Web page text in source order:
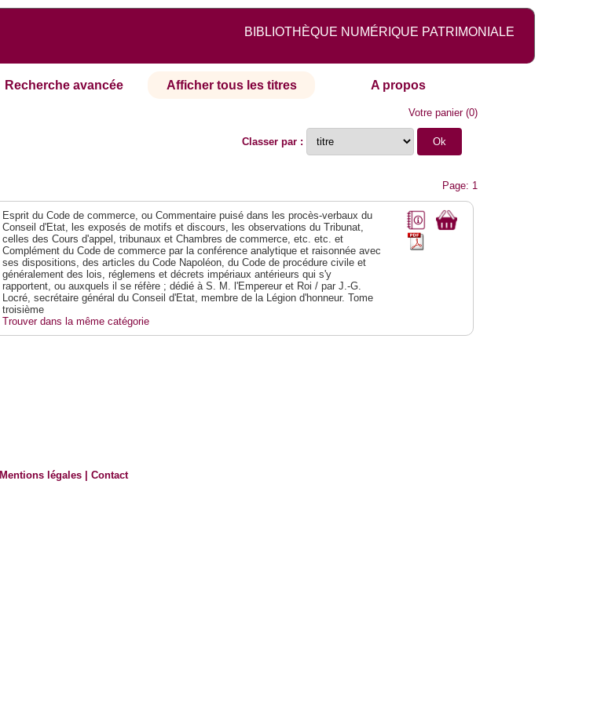
BIBLIOTHÈQUE NUMÉRIQUE PATRIMONIALE
Recherche avancée Afficher tous les titres A propos
Votre panier(0)
Classer par :
Page: 1
Esprit du Code de commerce, ou Commentaire puisé dans les procès-verbaux du
Conseil d'Etat, les exposés de motifs et discours, les observations du Tribunat,
celles des Cours d'appel, tribunaux et Chambres de commerce, etc. etc. et
Complément du Code de commerce par la conférence analytique et raisonnée avec
ses dispositions, des articles du Code Napoléon, du Code de procédure civile et
généralement des lois, réglemens et décrets impériaux antérieurs qui s'y
rapportent, ou auxquels il se réfère ; dédié à S. M. l'Empereur et Roi / par J.-G.
Locré, secrétaire général du Conseil d'Etat, membre de la Légion d'honneur. Tome
troisième
Trouver dans la même catégorie
Mentions légales |Contact